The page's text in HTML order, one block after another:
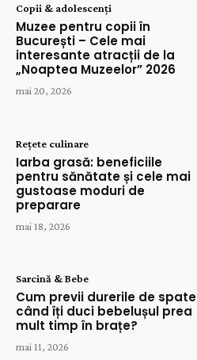
Copii & adolescenți
Muzee pentru copii în
București – Cele mai
interesante atracții de la
„Noaptea Muzeelor” 2026
mai 20, 2026
Rețete culinare
Iarba grasă: beneficiile
pentru sănătate și cele mai
gustoase moduri de
preparare
mai 18, 2026
Sarcină & Bebe
Cum previi durerile de spate
când îți duci bebelușul prea
mult timp în brațe?
mai 11, 2026